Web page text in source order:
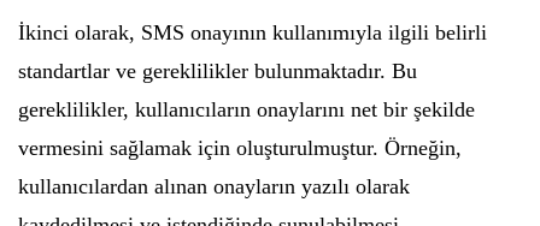
İkinci olarak, SMS onayının kullanımıyla ilgili belirli
standartlar ve gereklilikler bulunmaktadır. Bu
gereklilikler, kullanıcıların onaylarını net bir şekilde
vermesini sağlamak için oluşturulmuştur. Örneğin,
kullanıcılardan alınan onayların yazılı olarak